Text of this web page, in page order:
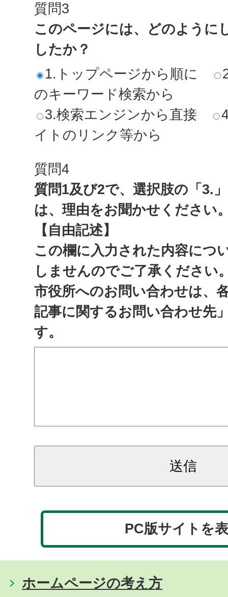
質問3
このページには、どのように
したか？
1.トップページから順に
のキーワード検索から
3.検索エンジンから直接
イトのリンク等から
質問4
質問1及び2で、選択肢の「3.
は、理由をお聞かせください
【自由記述】
この欄に入力された内容につ
しませんのでご了承ください
市役所へのお問い合わせは、
記事に関するお問い合わせ先
す。
PC版サイトを
ホームページの考え方